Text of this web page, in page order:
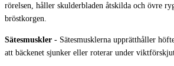
rörelsen, håller skulderbladen åtskilda och övre
bröstkorgen.
Sätesmuskler - Sätesmusklerna upprätthåller
att bäckenet sjunker eller roterar under